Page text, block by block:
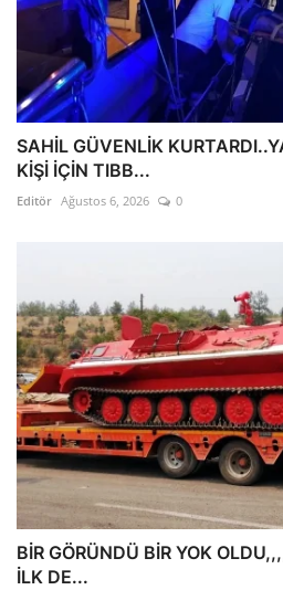
SAHİL GÜVENLİK
KİŞİ İÇİN TIBB...
Editör Ağustos 6, 2026 0
BİR GÖRÜNDÜ BİR YOK
İLK DE...